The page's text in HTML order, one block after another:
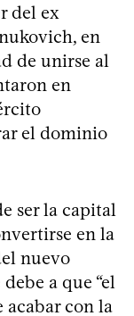
del ex
en
de unirse al
en
el dominio
ser la capital
en la
nuevo
a que “el
acabar con la